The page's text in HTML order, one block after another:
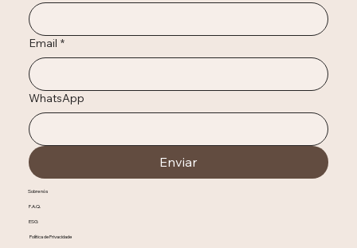
CADASTRE-SE PARA RECEBER AS
NOVIDADES DA BY ME
Nome *
Email *
WhatsApp